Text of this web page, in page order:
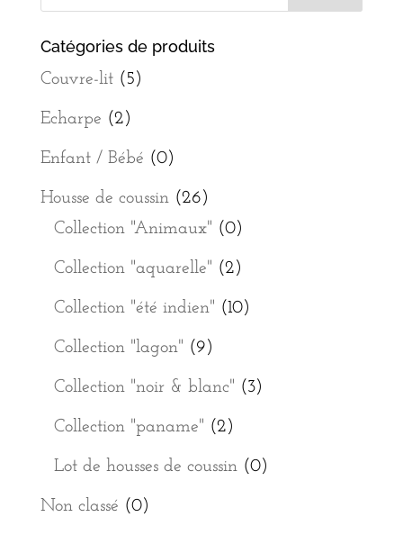
Catégories de produits
Couvre-lit (5)
Echarpe (2)
Enfant / Bébé (0)
Housse de coussin (26)
Collection "Animaux" (0)
Collection "aquarelle" (2)
Collection "été indien" (10)
Collection "lagon" (9)
Collection "noir & blanc" (3)
Collection "paname" (2)
Lot de housses de coussin (0)
Non classé (0)